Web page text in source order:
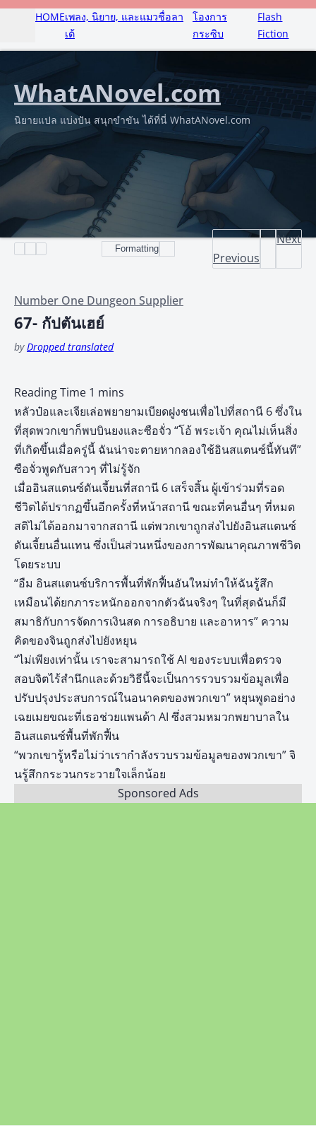
HOMEเพลง, นิยาย, และแมวชื่อลา
เต้
โองการ
กระซิบ
Flash
Fiction
WhatANovel.com
นิยายแปล แบ่งปัน สนุกขำขัน ได้ที่นี่ WhatANovel.com
Formatting
Previous
Next
Number One Dungeon Supplier
67- กัปตันเฮย์
byDropped translated
หลัวป๋อและเจียเล่อพยายามเบียดฝูงชนเพื่อไปที่สถานี 6 ซึ่งใน
ที่สุดพวกเขาก็พบบินยงและซือจั่ว “โอ้ พระเจ้า คุณไม่เห็นสิ่ง
ที่เกิดขึ้นเมื่อครู่นี้ ฉันน่าจะตายหากลองใช้อินสแตนซ์นี้ทันที”
ซือจั่วพูดกับสาวๆ ที่ไม่รู้จัก
เมื่ออินสแตนซ์ดันเจี้ยนที่สถานี 6 เสร็จสิ้น ผู้เข้าร่วมที่รอด
ชีวิตได้ปรากฏขึ้นอีกครั้งที่หน้าสถานี ขณะที่คนอื่นๆ ที่หมด
สติไม่ได้ออกมาจากสถานี แต่พวกเขาถูกส่งไปยังอินสแตนซ์
ดันเจี้ยนอื่นแทน ซึ่งเป็นส่วนหนึ่งของการพัฒนาคุณภาพชีวิต
โดยระบบ
“อืม อินสแตนซ์บริการพื้นที่พักฟื้นอันใหม่ทำให้ฉันรู้สึก
เหมือนได้ยกภาระหนักออกจากตัวฉันจริงๆ ในที่สุดฉันก็มี
สมาธิกับการจัดการเงินสด การอธิบาย และอาหาร” ความ
คิดของจินถูกส่งไปยังหยุน
“ไม่เพียงเท่านั้น เราจะสามารถใช้ AI ของระบบเพื่อตรวจ
สอบจิตไร้สำนึกและด้วยวิธีนี้จะเป็นการรวบรวมข้อมูลเพื่อ
ปรับปรุงประสบการณ์ในอนาคตของพวกเขา” หยุนพูดอย่าง
เฉยเมยขณะที่เธอช่วยแพนด้า AI ซึ่งสวมหมวกพยาบาลใน
อินสแตนซ์พื้นที่พักฟื้น
“พวกเขารู้หรือไม่ว่าเรากำลังรวบรวมข้อมูลของพวกเขา” จิ
นรู้สึกกระวนกระวายใจเล็กน้อย
Sponsored Ads